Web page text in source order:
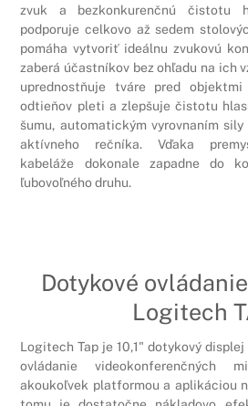
zvuk a bezkonkurenčnú čistotu
podporuje celkovo až sedem
pomáha vytvoriť ideálnu zvukovú
zaberá účastníkov bez ohľadu na ich
uprednostňuje tváre pred
odtieňov pleti a zlepšuje čistotu
šumu, automatickým vyrovnaním
aktívneho rečníka. Vďaka
kabeláže dokonale zapadne do
ľubovoľného druhu.
Dotykové
Logitech
Logitech Tap je 10,1" dotykový
ovládanie videokonferenčných
akoukoľvek platformou a aplikáciou